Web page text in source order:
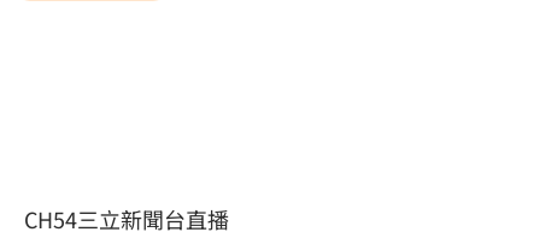
CH54三立新聞台直播